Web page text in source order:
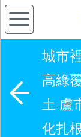
城市
高綠
土 盧
化扎